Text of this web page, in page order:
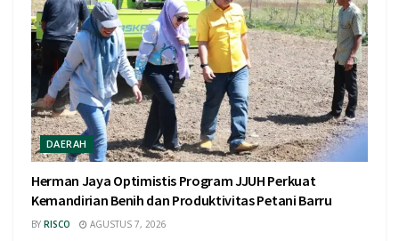
DAERAH
Herman Jaya Optimistis Program JJUH Perkuat
Kemandirian Benih dan Produktivitas Petani Barru
BY RISCO AGUSTUS 7, 2026